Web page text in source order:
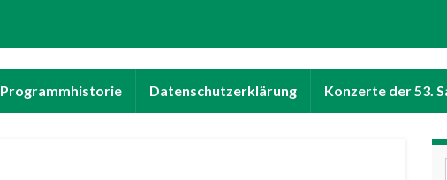
Programmhistorie Datenschutzerklärung Konzerte der 53.